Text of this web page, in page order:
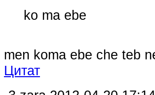
ko ma ebe
men koma ebe che teb
Цитат